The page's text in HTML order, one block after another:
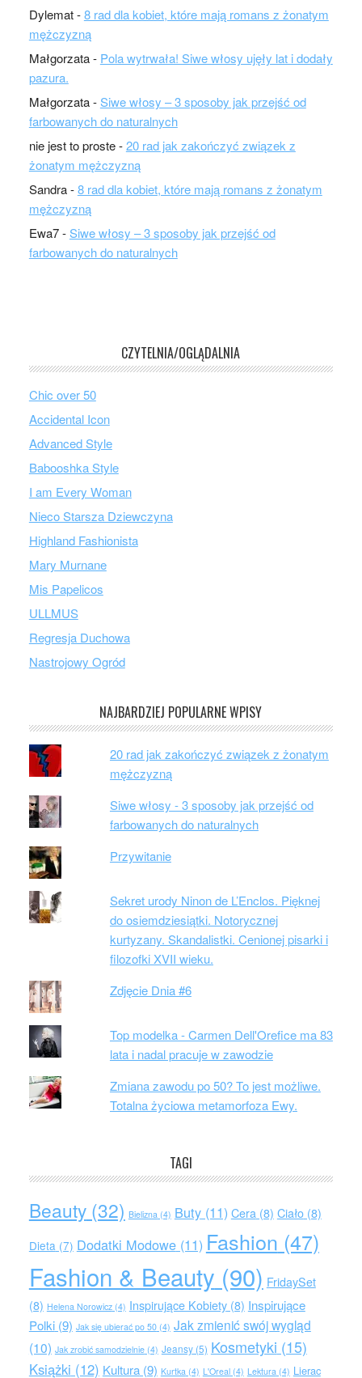
Dylemat-8 rad dla kobiet, które mają romans z żonatym
mężczyzną
Małgorzata- Pola wytrwała! Siwe włosy ujęły lat i dodały
pazura.
Małgorzata-Siwe włosy – 3 sposoby jak przejść od
farbowanych do naturalnych
nie jest to proste-20 rad jak zakończyć związek z
żonatym mężczyzną
Sandra-8 rad dla kobiet, które mają romans z żonatym
mężczyzną
Ewa7-Siwe włosy – 3 sposoby jak przejść od
farbowanych do naturalnych
CZYTELNIA/OGLĄDALNIA
Chic over 50
Accidental Icon
Advanced Style
Babooshka Style
I am Every Woman
Nieco Starsza Dziewczyna
Highland Fashionista
Mary Murnane
Mis Papelicos
ULLMUS
Regresja Duchowa
Nastrojowy Ogród
NAJBARDZIEJ POPULARNE WPISY
20 rad jak zakończyć związek z żonatym
mężczyzną
Siwe włosy - 3 sposoby jak przejść od
farbowanych do naturalnych
Przywitanie
Sekret urody Ninon de L’Enclos. Pięknej
do osiemdziesiątki. Notorycznej
kurtyzany. Skandalistki. Cenionej pisarki i
filozofki XVII wieku.
Zdjęcie Dnia #6
Top modelka - Carmen Dell'Orefice ma 83
lata i nadal pracuje w zawodzie
Zmiana zawodu po 50? To jest możliwe.
Totalna życiowa metamorfoza Ewy.
TAGI
Beauty(32) Bielizna(4) Buty(11) Cera(8) Ciało(8)
Dieta(7) Dodatki Modowe(11) Fashion (47)
Fashion & Beauty (90) FridaySet
(8) Helena Norowicz(4) Inspirujące Kobiety(8) Inspirujące
Polki(9) Jak się ubierać po 50(4) Jak zmienić swój wygląd
(10) Jak zrobić samodzielnie(4) Jeansy(5) Kosmetyki (15)
Książki (12) Kultura(9) Kurtka(4) L'Oreal(4) Lektura(4) Lierac